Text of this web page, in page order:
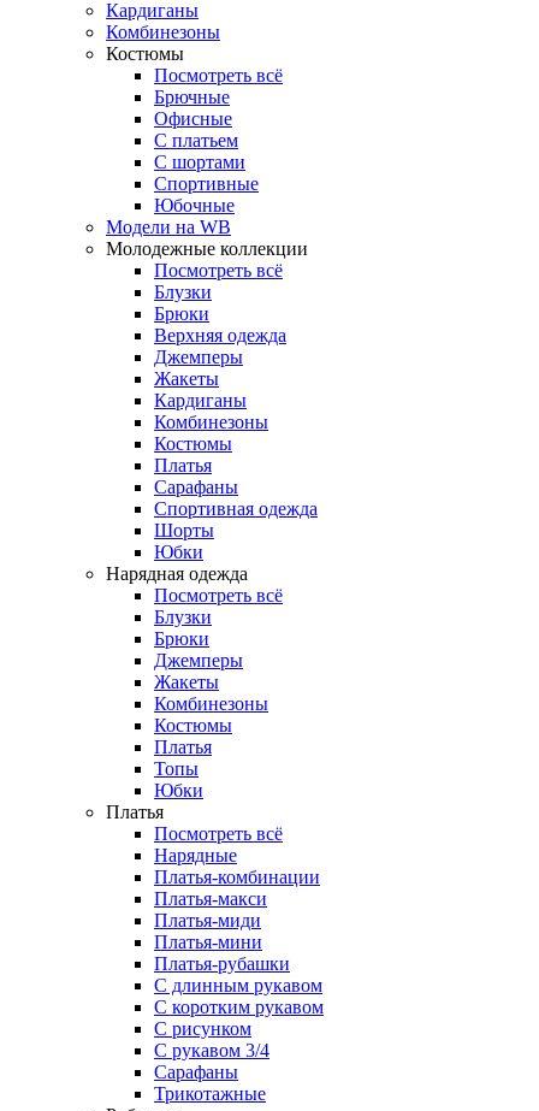
Кардиганы
Комбинезоны
Костюмы
Посмотреть всё
Брючные
Офисные
С платьем
С шортами
Спортивные
Юбочные
Модели на WB
Молодежные коллекции
Посмотреть всё
Блузки
Брюки
Верхняя одежда
Джемперы
Жакеты
Кардиганы
Комбинезоны
Костюмы
Платья
Сарафаны
Спортивная одежда
Шорты
Юбки
Нарядная одежда
Посмотреть всё
Блузки
Брюки
Джемперы
Жакеты
Комбинезоны
Костюмы
Платья
Топы
Юбки
Платья
Посмотреть всё
Нарядные
Платья-комбинации
Платья-макси
Платья-миди
Платья-мини
Платья-рубашки
С длинным рукавом
С коротким рукавом
С рисунком
С рукавом 3/4
Сарафаны
Трикотажные